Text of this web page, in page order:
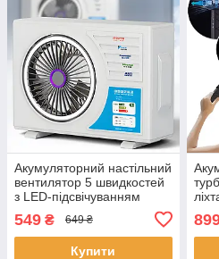
Акумуляторний настільний
вентилятор 5 швидкостей
з LED-підсвічуванням
549 ₴ 649 ₴
Купити